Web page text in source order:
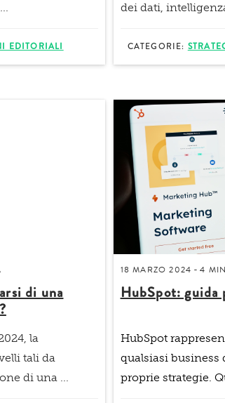
Acconsento a ricevere comunicazioni su novità, eventi
Confermo di aver preso visione dell'Informativa sul
EDITORIALI
dei dati,
CATEGORIE:
di una
la
tali da
di una ...
18 MARZO 2024 -4 MIN
HubSpot:
HubSpot
qualsiasi business
proprie strategie.